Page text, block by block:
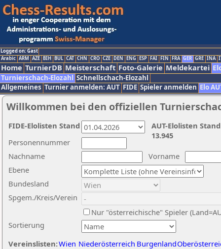
Logged on: Gast
Arabic ARM AZE BIH BUL CAT CHN CRO CZE DEN ENG ESP FAI FIN FRA GER GRE INA
Home TurnierDB Meisterschaft Foto-Galerie Meldekartei
Turnierschach-Elozahl Schnellschach-Elozahl
Allgemeines Turnier anmelden: AUT FIDE Spieler anmelden Elo
Willkommen bei den offiziellen
Nachname
Vorname
Ebene
Sortierung
Personennummer
Bundesland
Spgem./Kreis/Verein
Nur "österreichische" Spieler
Vereinslisten:Wien Niederösterreich Burgenland
AUT-Elolisten
13.945
FIDE-Elolisten Stand